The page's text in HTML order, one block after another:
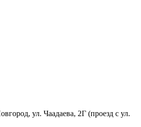
ул. Чаадаева, 2Г (проезд с ул.